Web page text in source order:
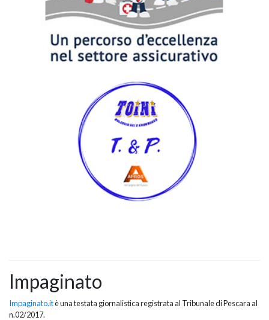
Impaginato
Impaginato.itè una testata giornalistica registrata al Tribunale di Pescara al
n.02/2017.